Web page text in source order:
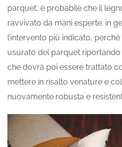
parquet, è probabile che il
ravvivato da mani esperte: in
l’intervento più indicato,
usurato del parquet
che dovrà poi essere trattato
mettere in risalto venature e
nuovamente robusta e